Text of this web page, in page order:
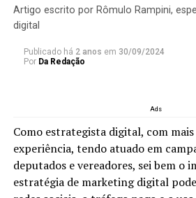
Artigo escrito por Rômulo Rampini,
digital
Publicado há 2 anos em 30/09/2024
Por Da Redação
Ads
Como estrategista digital, com mais
experiência, tendo atuado em
deputados e vereadores, sei bem o
estratégia de marketing digital